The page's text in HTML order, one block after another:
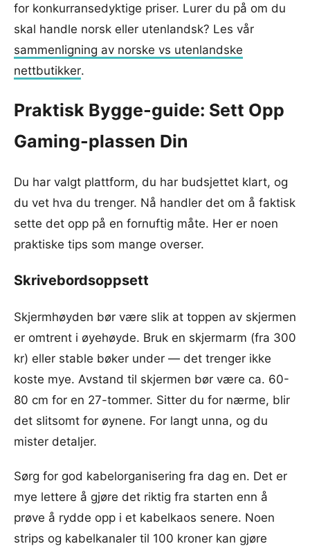
for konkurransedyktige priser. Lurer du på om du
skal handle norsk eller utenlandsk? Les vår
sammenligning av norske vs utenlandske
nettbutikker.
Praktisk Bygge-guide: Sett Opp
Gaming-plassen Din
Du har valgt plattform, du har budsjettet klart, og
du vet hva du trenger. Nå handler det om å faktisk
sette det opp på en fornuftig måte. Her er noen
praktiske tips som mange overser.
Skrivebordsoppsett
Skjermhøyden bør være slik at toppen av skjermen
er omtrent i øyehøyde. Bruk en skjermarm (fra 300
kr) eller stable bøker under — det trenger ikke
koste mye. Avstand til skjermen bør være ca. 60-
80 cm for en 27-tommer. Sitter du for nærme, blir
det slitsomt for øynene. For langt unna, og du
mister detaljer.
Sørg for god kabelorganisering fra dag en. Det er
mye lettere å gjøre det riktig fra starten enn å
prøve å rydde opp i et kabelkaos senere. Noen
strips og kabelkanaler til 100 kroner kan gjøre